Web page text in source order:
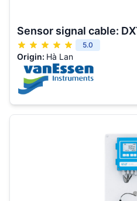
Sensor signal cable:
5.0
Origin: Hà Lan